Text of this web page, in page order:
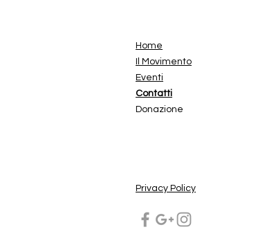
Home
Il Movimento
Eventi
Contatti
Donazione
Privacy Policy